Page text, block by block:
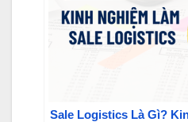
Sale Logistics Là Gì?